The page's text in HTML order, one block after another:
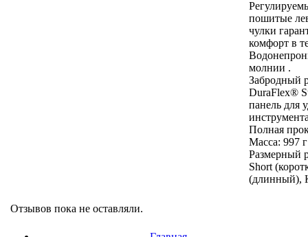
пошитые
чулки
комфорт в
молнии .
Забродный
DuraFlex®
панель для
Полная
Масса: 997 г
Размерный
Short
(длинный),
Отзывов пока не оставляли.